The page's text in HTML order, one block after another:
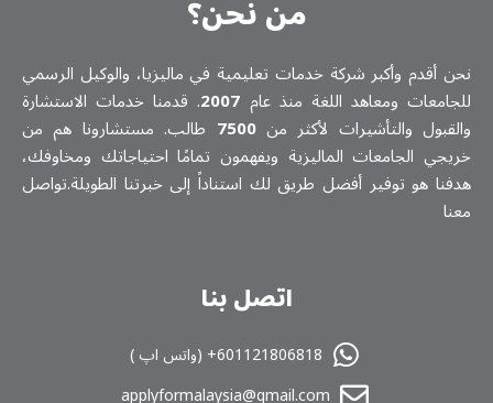
من نحن؟
نحن أقدم وأكبر شركة خدمات تعلیمیة في ماليزيا، والوكيل الرسمي
للجامعات ومعاهد اللغة منذ عام 2007. قدمنا خدمات الاستشارة
والقبول والتأشيرات لأكثر من7500 طالب. مستشارونا هم من
خريجي الجامعات الماليزية ويفهمون تمامًا احتياجاتك ومخاوفك،
هدفنا هو توفير أفضل طريق لك استناداً إلى خبرتنا الطويلة.تواصل
معنا
اتصل بنا
601121806818+ (واتس اپ )
applyformalaysia@gmail.com